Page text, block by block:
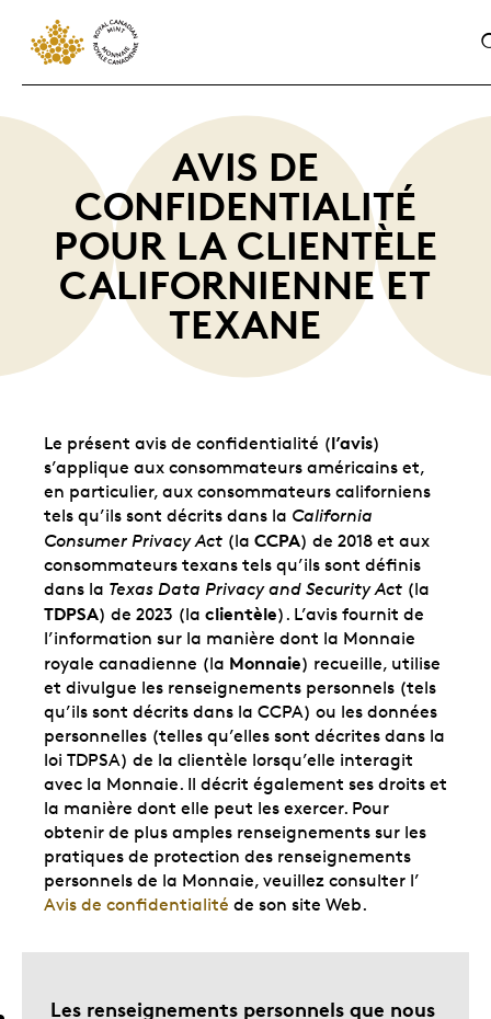
AVIS DE
CONFIDENTIALITÉ
POUR LA CLIENTÈLE
CALIFORNIENNE ET
TEXANE
Le présent avis de confidentialité (l’avis)
s’applique aux consommateurs américains et,
en particulier, aux consommateurs californiens
tels qu’ils sont décrits dans la California
Consumer Privacy Act (la CCPA) de 2018 et aux
consommateurs texans tels qu’ils sont définis
dans la Texas Data Privacy and Security Act (la
TDPSA) de 2023 (la clientèle). L’avis fournit de
l’information sur la manière dont la Monnaie
royale canadienne (la Monnaie) recueille, utilise
et divulgue les renseignements personnels (tels
qu’ils sont décrits dans la CCPA) ou les données
personnelles (telles qu’elles sont décrites dans la
loi TDPSA) de la clientèle lorsqu’elle interagit
avec la Monnaie. Il décrit également ses droits et
la manière dont elle peut les exercer. Pour
obtenir de plus amples renseignements sur les
pratiques de protection des renseignements
personnels de la Monnaie, veuillez consulter l’
Avis de confidentialité de son site Web.
Les renseignements personnels que nous